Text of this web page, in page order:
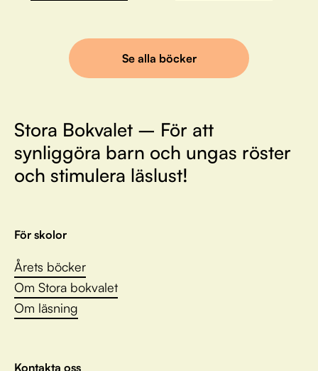
Se alla böcker
Stora Bokvalet – För att
synliggöra barn och ungas röster
och stimulera läslust!
För skolor
Årets böcker
Om Stora bokvalet
Om läsning
Kontakta oss